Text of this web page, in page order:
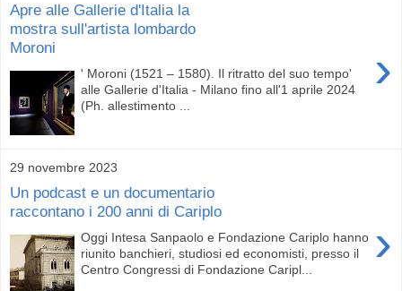
Apre alle Gallerie d'Italia la
mostra sull'artista lombardo
Moroni
›
' Moroni (1521 – 1580). Il ritratto del suo tempo'
alle Gallerie d'Italia - Milano fino all'1 aprile 2024
(Ph. allestimento ...
29 novembre 2023
Un podcast e un documentario
raccontano i 200 anni di Cariplo
›
Oggi Intesa Sanpaolo e Fondazione Cariplo hanno
riunito banchieri, studiosi ed economisti, presso il
Centro Congressi di Fondazione Caripl...